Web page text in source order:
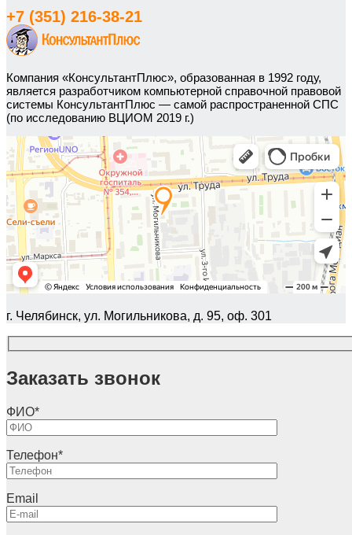
+7 (351) 216-38-21
Компания «КонсультантПлюс», образованная в 1992 году,
является разработчиком компьютерной справочной правовой
системы КонсультантПлюс — самой распространенной СПС
(по исследованию ВЦИОМ 2019 г.)
г. Челябинск, ул. Могильникова, д. 95, оф. 301
Заказать звонок
ФИО*
Телефон*
Email